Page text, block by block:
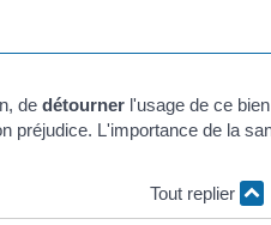
de détourner l'usage de ce
préjudice. L'importance de la
Tout replier